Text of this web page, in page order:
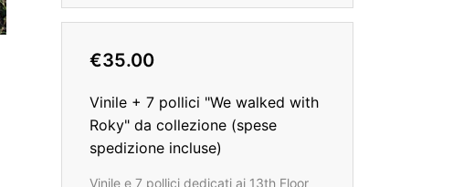
€35.00
Vinile + 7 pollici "We walked with
Roky" da collezione (spese
spedizione incluse)
Vinile e 7 pollici dedicati ai 13th Floor